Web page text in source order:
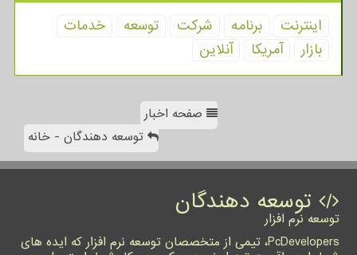
اینترنت برنامه شركت توسعه
خدمات
بازار
آمریكا آنلاین
صفحه اخبار
توسعه دهندگان - خانه
توسعه دهندگان
توسعه نرم افزار
PcDevelopers، تیمی از متخصصان توسعه نرم افزار که ایده های